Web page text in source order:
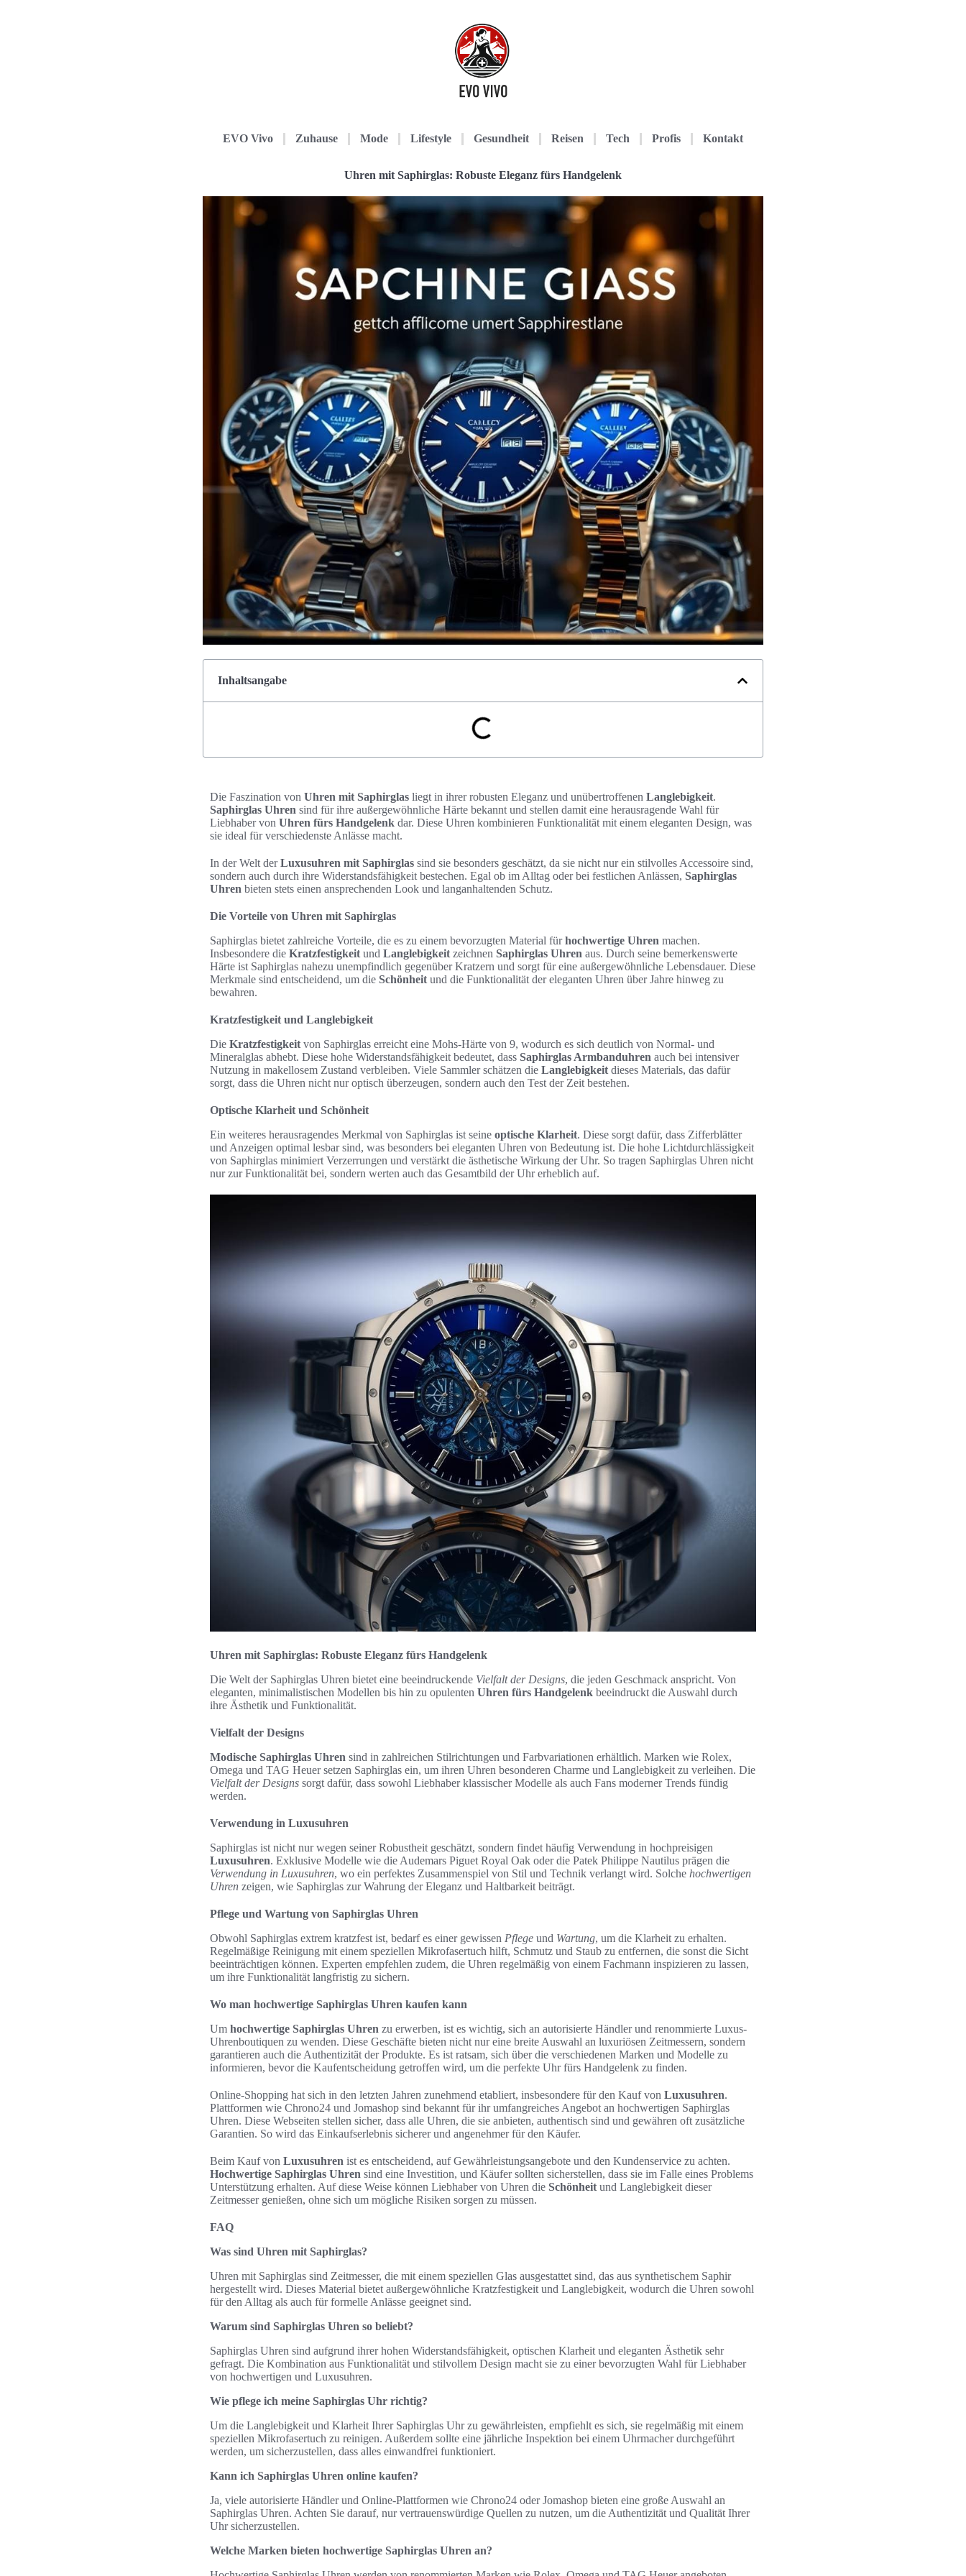
EVO Vivo Zuhause Mode Lifestyle Gesundheit Reisen Tech Profis Kontakt
Uhren mit Saphirglas: Robuste Eleganz fürs Handgelenk
Inhaltsangabe
Die Faszination von Uhren mit Saphirglas liegt in ihrer robusten Eleganz und unübertroffenen Langlebigkeit.
Saphirglas Uhren sind für ihre außergewöhnliche Härte bekannt und stellen damit eine herausragende Wahl für
Liebhaber von Uhren fürs Handgelenk dar. Diese Uhren kombinieren Funktionalität mit einem eleganten Design, was
sie ideal für verschiedenste Anlässe macht.
In der Welt derLuxusuhren mit Saphirglas sind sie besonders geschätzt, da sie nicht nur ein stilvolles Accessoire sind,
sondern auch durch ihre Widerstandsfähigkeit bestechen. Egal ob im Alltag oder bei festlichen Anlässen, Saphirglas
Uhren bieten stets einen ansprechenden Look und langanhaltenden Schutz.
Die Vorteile von Uhren mit Saphirglas
Saphirglas bietet zahlreiche Vorteile, die es zu einem bevorzugten Material fürhochwertige Uhren machen.
Insbesondere die Kratzfestigkeit und Langlebigkeit zeichnen Saphirglas Uhren aus. Durch seine bemerkenswerte
Härte ist Saphirglas nahezu unempfindlich gegenüber Kratzern und sorgt für eine außergewöhnliche Lebensdauer. Diese
Merkmale sind entscheidend, um die Schönheit und die Funktionalität der eleganten Uhren über Jahre hinweg zu
bewahren.
Kratzfestigkeit und Langlebigkeit
Die Kratzfestigkeit von Saphirglas erreicht eine Mohs-Härte von 9, wodurch es sich deutlich von Normal- und
Mineralglas abhebt. Diese hohe Widerstandsfähigkeit bedeutet, dass Saphirglas Armbanduhren auch bei intensiver
Nutzung in makellosem Zustand verbleiben. Viele Sammler schätzen die Langlebigkeit dieses Materials, das dafür
sorgt, dass die Uhren nicht nur optisch überzeugen, sondern auch den Test der Zeit bestehen.
Optische Klarheit und Schönheit
Ein weiteres herausragendes Merkmal von Saphirglas ist seine optische Klarheit. Diese sorgt dafür, dass Zifferblätter
und Anzeigen optimal lesbar sind, was besonders bei eleganten Uhren von Bedeutung ist. Die hohe Lichtdurchlässigkeit
von Saphirglas minimiert Verzerrungen und verstärkt die ästhetische Wirkung der Uhr. So tragen Saphirglas Uhren nicht
nur zur Funktionalität bei, sondern werten auch das Gesamtbild der Uhr erheblich auf.
Uhren mit Saphirglas: Robuste Eleganz fürs Handgelenk
Die Welt der Saphirglas Uhren bietet eine beeindruckende Vielfalt der Designs, die jeden Geschmack anspricht. Von
eleganten, minimalistischen Modellen bis hin zu opulenten Uhren fürs Handgelenk beeindruckt die Auswahl durch
ihre Ästhetik und Funktionalität.
Vielfalt der Designs
Modische Saphirglas Uhren sind in zahlreichen Stilrichtungen und Farbvariationen erhältlich. Marken wie Rolex,
Omega und TAG Heuer setzen Saphirglas ein, um ihren Uhren besonderen Charme und Langlebigkeit zu verleihen. Die
Vielfalt der Designs sorgt dafür, dass sowohl Liebhaber klassischer Modelle als auch Fans moderner Trends fündig
werden.
Verwendung in Luxusuhren
Saphirglas ist nicht nur wegen seiner Robustheit geschätzt, sondern findet häufig Verwendung in hochpreisigen
Luxusuhren. Exklusive Modelle wie die Audemars Piguet Royal Oak oder die Patek Philippe Nautilus prägen die
Verwendung in Luxusuhren, wo ein perfektes Zusammenspiel von Stil und Technik verlangt wird. Solche hochwertigen
Uhren zeigen, wie Saphirglas zur Wahrung der Eleganz und Haltbarkeit beiträgt.
Pflege und Wartung von Saphirglas Uhren
Obwohl Saphirglas extrem kratzfest ist, bedarf es einer gewissen Pflege und Wartung, um die Klarheit zu erhalten.
Regelmäßige Reinigung mit einem speziellen Mikrofasertuch hilft, Schmutz und Staub zu entfernen, die sonst die Sicht
beeinträchtigen können. Experten empfehlen zudem, die Uhren regelmäßig von einem Fachmann inspizieren zu lassen,
um ihre Funktionalität langfristig zu sichern.
Wo man hochwertige Saphirglas Uhren kaufen kann
Um hochwertige Saphirglas Uhren zu erwerben, ist es wichtig, sich an autorisierte Händler und renommierte Luxus-
Uhrenboutiquen zu wenden. Diese Geschäfte bieten nicht nur eine breite Auswahl an luxuriösen Zeitmessern, sondern
garantieren auch die Authentizität der Produkte. Es ist ratsam, sich über die verschiedenen Marken und Modelle zu
informieren, bevor die Kaufentscheidung getroffen wird, um die perfekte Uhr fürs Handgelenk zu finden.
Online-Shopping hat sich in den letzten Jahren zunehmend etabliert, insbesondere für den Kauf von Luxusuhren.
Plattformen wie Chrono24 und Jomashop sind bekannt für ihr umfangreiches Angebot an hochwertigen Saphirglas
Uhren. Diese Webseiten stellen sicher, dass alle Uhren, die sie anbieten, authentisch sind und gewähren oft zusätzliche
Garantien. So wird das Einkaufserlebnis sicherer und angenehmer für den Käufer.
Beim Kauf von Luxusuhren ist es entscheidend, auf Gewährleistungsangebote und den Kundenservice zu achten.
Hochwertige Saphirglas Uhren sind eine Investition, und Käufer sollten sicherstellen, dass sie im Falle eines Problems
Unterstützung erhalten. Auf diese Weise können Liebhaber von Uhren die Schönheit und Langlebigkeit dieser
Zeitmesser genießen, ohne sich um mögliche Risiken sorgen zu müssen.
FAQ
Was sind Uhren mit Saphirglas?
Uhren mit Saphirglas sind Zeitmesser, die mit einem speziellen Glas ausgestattet sind, das aus synthetischem Saphir
hergestellt wird. Dieses Material bietet außergewöhnliche Kratzfestigkeit und Langlebigkeit, wodurch die Uhren sowohl
für den Alltag als auch für formelle Anlässe geeignet sind.
Warum sind Saphirglas Uhren so beliebt?
Saphirglas Uhren sind aufgrund ihrer hohen Widerstandsfähigkeit, optischen Klarheit und eleganten Ästhetik sehr
gefragt. Die Kombination aus Funktionalität und stilvollem Design macht sie zu einer bevorzugten Wahl für Liebhaber
von hochwertigen und Luxusuhren.
Wie pflege ich meine Saphirglas Uhr richtig?
Um die Langlebigkeit und Klarheit Ihrer Saphirglas Uhr zu gewährleisten, empfiehlt es sich, sie regelmäßig mit einem
speziellen Mikrofasertuch zu reinigen. Außerdem sollte eine jährliche Inspektion bei einem Uhrmacher durchgeführt
werden, um sicherzustellen, dass alles einwandfrei funktioniert.
Kann ich Saphirglas Uhren online kaufen?
Ja, viele autorisierte Händler und Online-Plattformen wie Chrono24 oder Jomashop bieten eine große Auswahl an
Saphirglas Uhren. Achten Sie darauf, nur vertrauenswürdige Quellen zu nutzen, um die Authentizität und Qualität Ihrer
Uhr sicherzustellen.
Welche Marken bieten hochwertige Saphirglas Uhren an?